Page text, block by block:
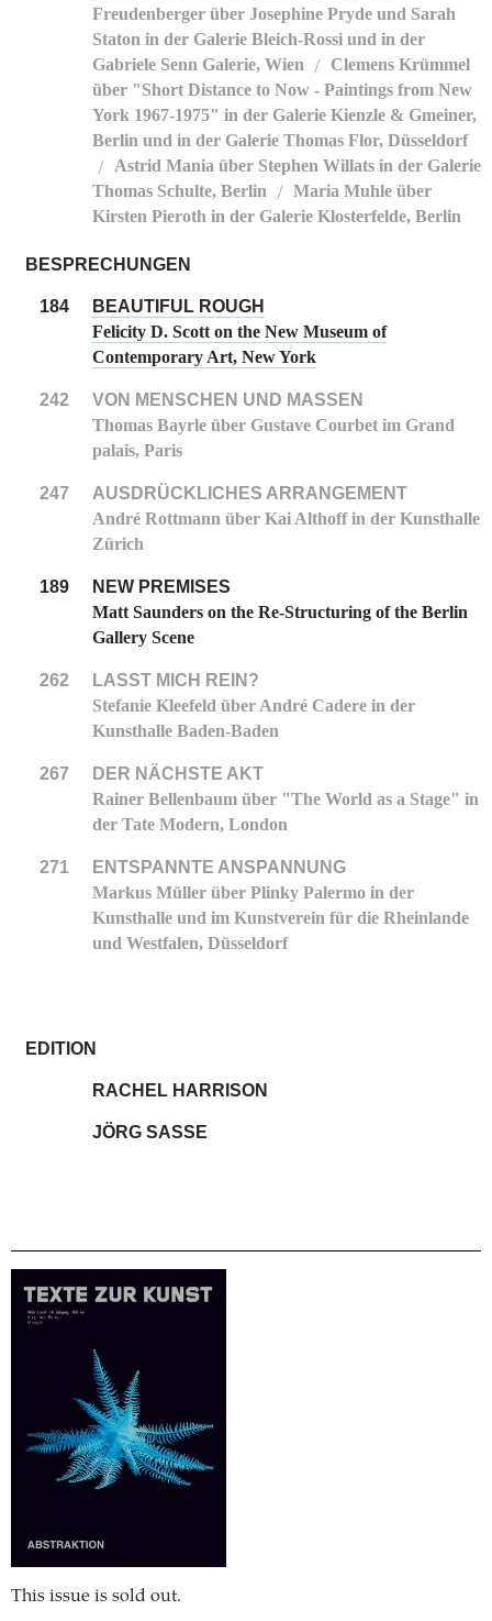
Freudenberger über Josephine Pryde und Sarah
Staton in der Galerie Bleich-Rossi und in der
Gabriele Senn Galerie, Wien
/ Clemens Krümmel
über "Short Distance to Now - Paintings from New
York 1967-1975" in der Galerie Kienzle & Gmeiner,
Berlin und in der Galerie Thomas Flor, Düsseldorf
/ Astrid Mania über Stephen Willats in der Galerie
Thomas Schulte, Berlin
/ Maria Muhle über
Kirsten Pieroth in der Galerie Klosterfelde, Berlin
BESPRECHUNGEN
184
BEAUTIFUL ROUGH
Felicity D. Scott on the New Museum of
Contemporary Art, New York
242
VON MENSCHEN UND MASSEN
Thomas Bayrle über Gustave Courbet im Grand
palais, Paris
247
AUSDRÜCKLICHES ARRANGEMENT
André Rottmann über Kai Althoff in der Kunsthalle
Zürich
189
NEW PREMISES
Matt Saunders on the Re-Structuring of the Berlin
Gallery Scene
262
LASST MICH REIN?
Stefanie Kleefeld über André Cadere in der
Kunsthalle Baden-Baden
267
DER NÄCHSTE AKT
Rainer Bellenbaum über "The World as a Stage" in
der Tate Modern, London
271
ENTSPANNTE ANSPANNUNG
Markus Müller über Plinky Palermo in der
Kunsthalle und im Kunstverein für die Rheinlande
und Westfalen, Düsseldorf
EDITION
RACHEL HARRISON
JÖRG SASSE
This issue is sold out.